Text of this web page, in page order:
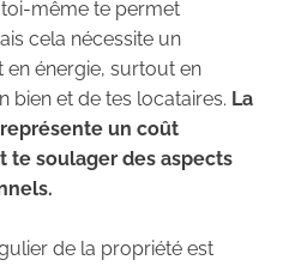
même te permet
cela nécessite un
en énergie, surtout en
bien et de tes locataires. La
un coût
te soulager des aspects
de la propriété est